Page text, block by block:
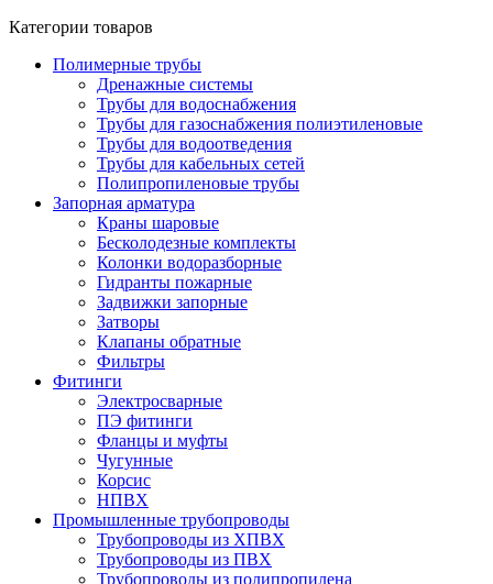
Категории товаров
Полимерные трубы
Дренажные системы
Трубы для водоснабжения
Трубы для газоснабжения полиэтиленовые
Трубы для водоотведения
Трубы для кабельных сетей
Полипропиленовые трубы
Запорная арматура
Краны шаровые
Бесколодезные комплекты
Колонки водоразборные
Гидранты пожарные
Задвижки запорные
Затворы
Клапаны обратные
Фильтры
Фитинги
Электросварные
ПЭ фитинги
Фланцы и муфты
Чугунные
Корсис
НПВХ
Промышленные трубопроводы
Трубопроводы из ХПВХ
Трубопроводы из ПВХ
Трубопроводы из полипропилена